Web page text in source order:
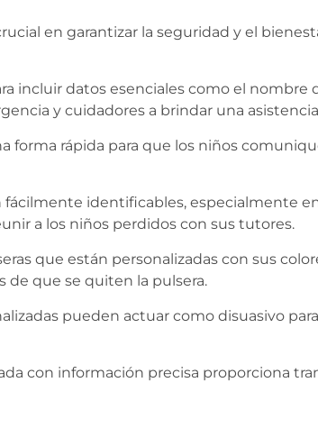
en garantizar la seguridad y el
incluir datos esenciales como el
y cuidadores a brindar una
forma rápida para que los niños
fácilmente identificables, especialmente
a los niños perdidos con sus tutores.
que están personalizadas con sus
que se quiten la pulsera.
pueden actuar como disuasivo
con información precisa proporciona